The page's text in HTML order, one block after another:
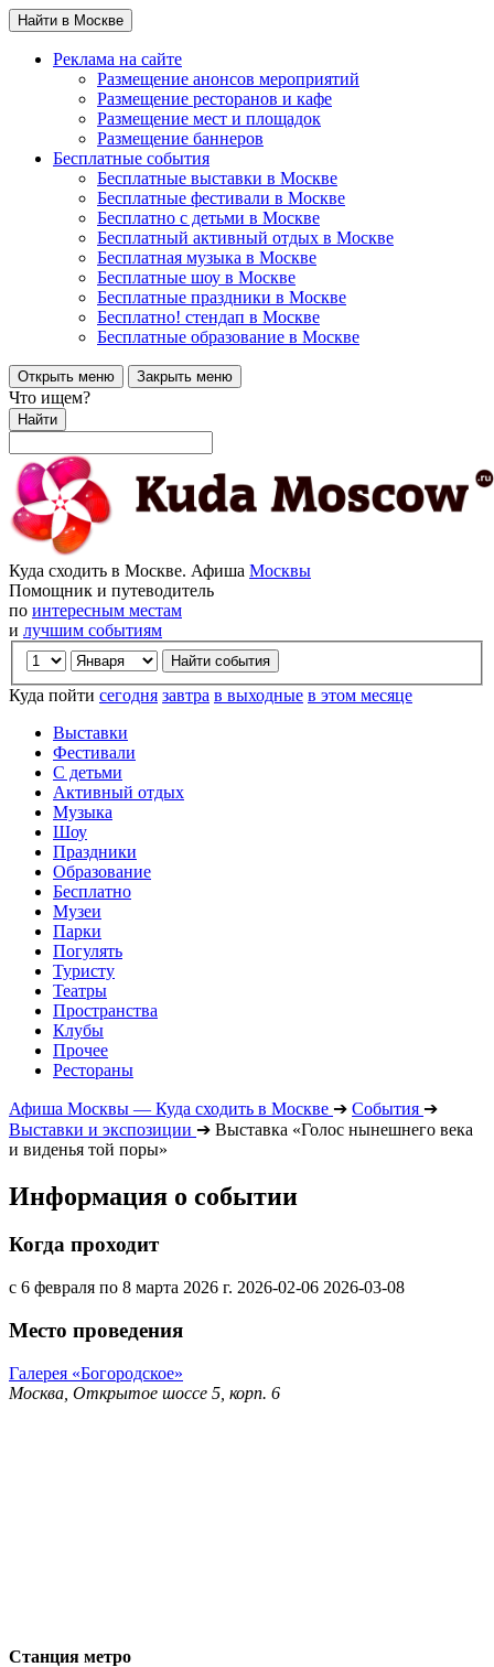
Найти в Москве
Реклама на сайте
Размещение анонсов мероприятий
Размещение ресторанов и кафе
Размещение мест и площадок
Размещение баннеров
Бесплатные события
Бесплатные выставки в Москве
Бесплатные фестивали в Москве
Бесплатно с детьми в Москве
Бесплатный активный отдых в Москве
Бесплатная музыка в Москве
Бесплатные шоу в Москве
Бесплатные праздники в Москве
Бесплатно! стендап в Москве
Бесплатные образование в Москве
Открыть меню Закрыть меню
Что ищем?
Найти
Куда сходить в Москве. Афиша Москвы
Помощник и путеводитель
по интересным местам
и лучшим событиям
Куда пойти сегодня завтра в выходные в этом месяце
Выставки
Фестивали
С детьми
Активный отдых
Музыка
Шоу
Праздники
Образование
Бесплатно
Музеи
Парки
Погулять
Туристу
Театры
Пространства
Клубы
Прочее
Рестораны
Афиша Москвы — Куда сходить в Москве ➔ События ➔
Выставки и экспозиции ➔ Выставка «Голос нынешнего века
и виденья той поры»
Информация о событии
Когда проходит
с 6 февраля по 8 марта 2026 г. 2026-02-06 2026-03-08
Место проведения
Галерея «Богородское»
Москва, Открытое шоссе 5, корп. 6
Станция метро